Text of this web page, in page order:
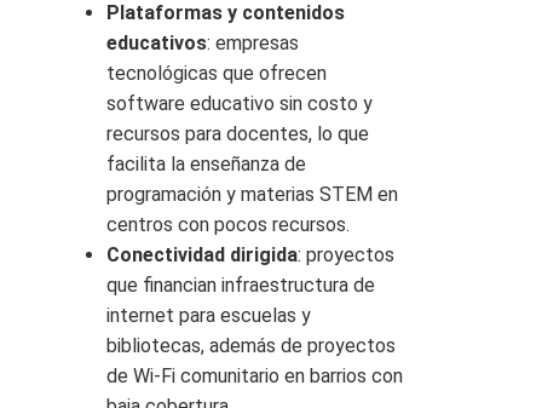
Plataformas y contenidos
educativos: empresas
tecnológicas que ofrecen
software educativo sin costo y
recursos para docentes, lo que
facilita la enseñanza de
programación y materias STEM en
centros con pocos recursos.
Conectividad dirigida: proyectos
que financian infraestructura de
internet para escuelas y
bibliotecas, además de proyectos
de Wi‑Fi comunitario en barrios con